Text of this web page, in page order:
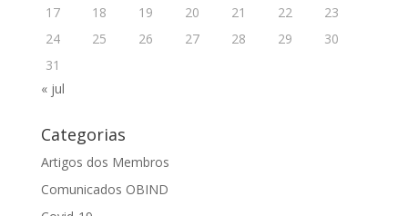
17
18 19 20 21 22
23
24
25 26 27 28 29
30
31
« jul
Categorias
Artigos dos Membros
Comunicados OBIND